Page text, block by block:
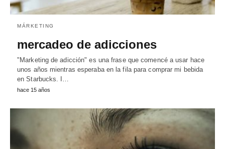
MÁRKETING
mercadeo de adicciones
"Marketing de adicción" es una frase que comencé a usar hace
unos años mientras esperaba en la fila para comprar mi bebida
en Starbucks. I…
hace 15 años